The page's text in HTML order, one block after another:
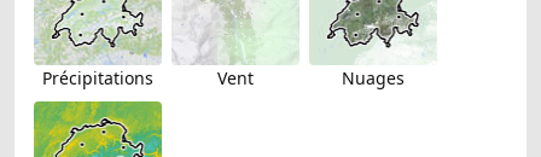
Précipitations Vent Nuages